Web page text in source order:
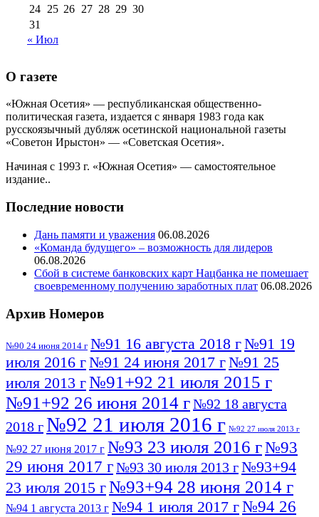
24 25 26 27 28 29 30
31
« Июл
О газете
«Южная Осетия» — республиканская общественно-
политическая газета, издается с января 1983 года как
русскоязычный дубляж осетинской национальной газеты
«Советон Ирыстон» — «Советская Осетия».
Начиная с 1993 г. «Южная Осетия» — самостоятельное
издание..
Последние новости
Дань памяти и уважения 06.08.2026
«Команда будущего» – возможность для лидеров
06.08.2026
Сбой в системе банковских карт Нацбанка не помешает
своевременному получению заработных плат 06.08.2026
Архив Номеров
№90 24 июня 2014 г №91 16 августа 2018 г№91 19
июля 2016 г№91 24 июня 2017 г№91 25
июля 2013 г№91+92 21 июля 2015 г
№91+92 26 июня 2014 г№92 18 августа
2018 г№92 21 июля 2016 г №92 27 июля 2013 г
№92 27 июня 2017 г №93 23 июля 2016 г№93
29 июня 2017 г№93 30 июля 2013 г№93+94
23 июля 2015 г№93+94 28 июня 2014 г
№94 1 августа 2013 г №94 1 июля 2017 г№94 26